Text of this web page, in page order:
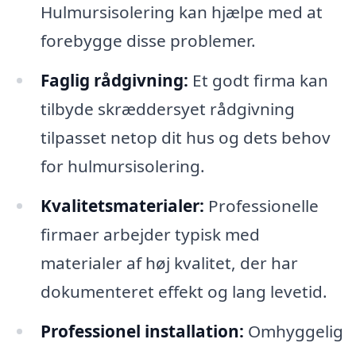
Hulmursisolering kan hjælpe med at
forebygge disse problemer.
Faglig rådgivning: Et godt firma kan
tilbyde skræddersyet rådgivning
tilpasset netop dit hus og dets behov
for hulmursisolering.
Kvalitetsmaterialer: Professionelle
firmaer arbejder typisk med
materialer af høj kvalitet, der har
dokumenteret effekt og lang levetid.
Professionel installation: Omhyggelig